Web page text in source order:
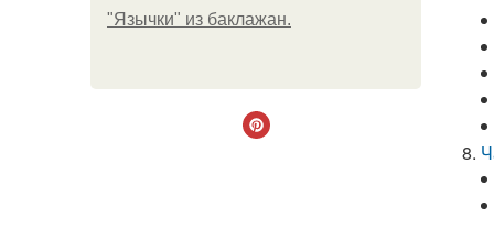
"Язычки" из баклажан.